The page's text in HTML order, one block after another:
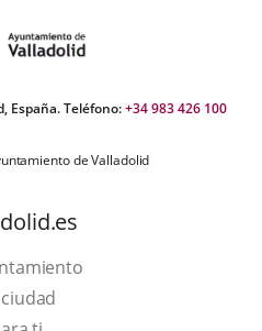
España. Teléfono:+34 983 426 100
de Valladolid